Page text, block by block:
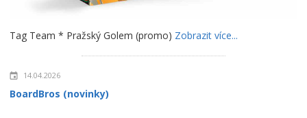
Tag Team * Pražský Golem (promo) Zobrazit více...
14.04.2026
BoardBros (novinky)